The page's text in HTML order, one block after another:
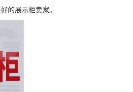
的展示柜卖家。